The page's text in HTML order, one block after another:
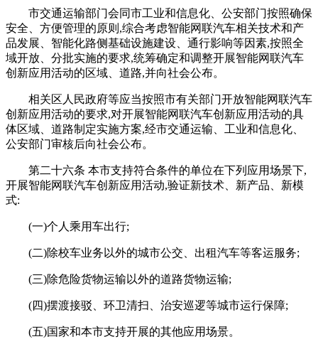
市交通运输部门会同市工业和信息化、公安部门按照确保
安全、方便管理的原则,综合考虑智能网联汽车相关技术和产
品发展、智能化路侧基础设施建设、通行影响等因素,按照全
域开放、分批实施的要求,统筹确定和调整开展智能网联汽车
创新应用活动的区域、道路,并向社会公布。
相关区人民政府等应当按照市有关部门开放智能网联汽车
创新应用活动的要求,对开展智能网联汽车创新应用活动的具
体区域、道路制定实施方案,经市交通运输、工业和信息化、
公安部门审核后向社会公布。
第二十六条 本市支持符合条件的单位在下列应用场景下,
开展智能网联汽车创新应用活动,验证新技术、新产品、新模
式:
(一)个人乘用车出行;
(二)除校车业务以外的城市公交、出租汽车等客运服务;
(三)除危险货物运输以外的道路货物运输;
(四)摆渡接驳、环卫清扫、治安巡逻等城市运行保障;
(五)国家和本市支持开展的其他应用场景。